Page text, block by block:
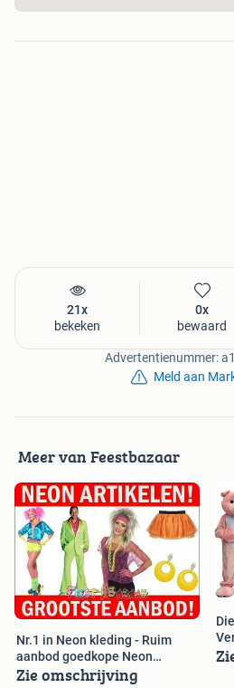
21x
bekeken
0x
bewaard
Advertentienummer:
Meld aan
Meer van Feestbazaar
Nr.1 in Neon kleding - Ruim
aanbod goedkope Neon
artikelen
Zie omschrijving